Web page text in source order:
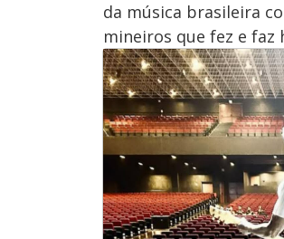
da música brasileira
mineiros que fez e faz